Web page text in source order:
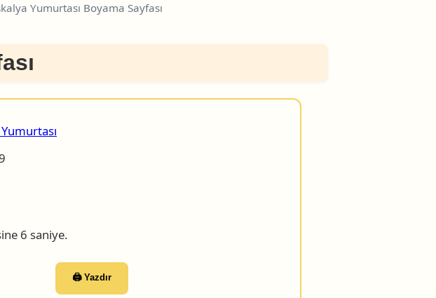
Yumurtası Boyama Sayfası
5 saniye.